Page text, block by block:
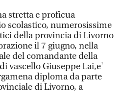
stretta e proficua
scolastico, numerosissime
della provincia di Livorno
il 7 giugno, nella
del comandante della
vascello Giuseppe Lai,e'
diploma da parte
di Livorno, a